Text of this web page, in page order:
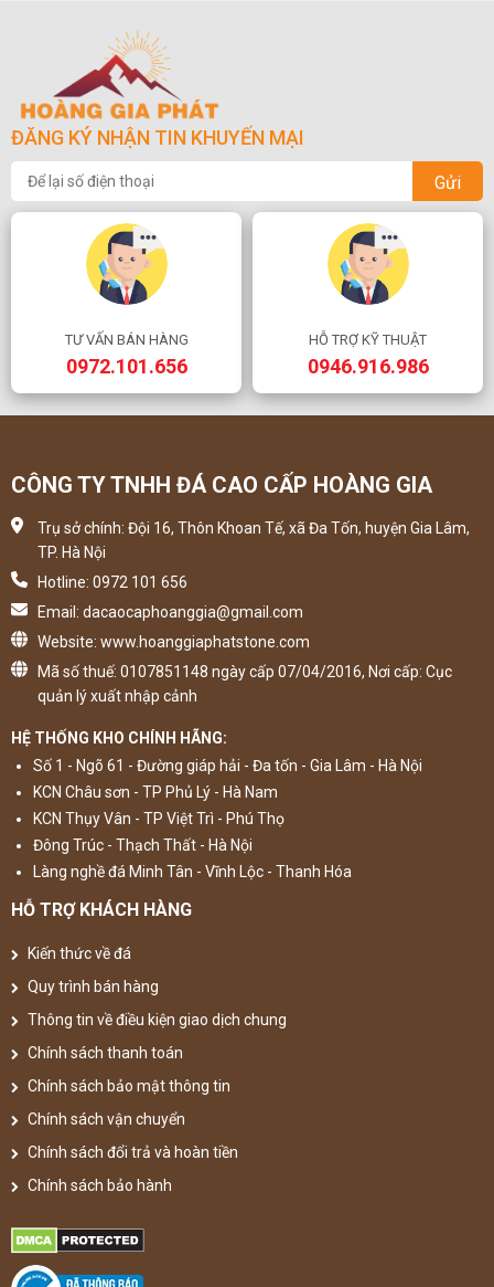
ĐĂNG KÝ NHẬN TIN KHUYẾN MẠI
Gửi
TƯ VẤN BÁN HÀNG
0972.101.656
HỖ TRỢ KỸ THUẬT
0946.916.986
CÔNG TY TNHH ĐÁ CAO CẤP HOÀNG GIA
Trụ sở chính: Đội 16, Thôn Khoan Tế, xã Đa Tốn, huyện Gia Lâm,
TP. Hà Nội
Hotline: 0972 101 656
Email: dacaocaphoanggia@gmail.com
Website: www.hoanggiaphatstone.com
Mã số thuế: 0107851148 ngày cấp 07/04/2016, Nơi cấp: Cục
quản lý xuất nhập cảnh
HỆ THỐNG KHO CHÍNH HÃNG:
Số 1 - Ngõ 61 - Đường giáp hải - Đa tốn - Gia Lâm - Hà Nội
KCN Châu sơn - TP Phủ Lý - Hà Nam
KCN Thụy Vân - TP Việt Trì - Phú Thọ
Đông Trúc - Thạch Thất - Hà Nội
Làng nghề đá Minh Tân - Vĩnh Lộc - Thanh Hóa
HỖ TRỢ KHÁCH HÀNG
Kiến thức về đá
Quy trình bán hàng
Thông tin về điều kiện giao dịch chung
Chính sách thanh toán
Chính sách bảo mật thông tin
Chính sách vận chuyển
Chính sách đổi trả và hoàn tiền
Chính sách bảo hành